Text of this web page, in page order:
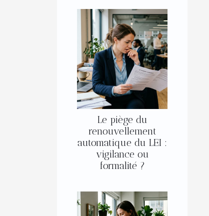
Le piège du
renouvellement
automatique du LEI :
vigilance ou
formalité ?